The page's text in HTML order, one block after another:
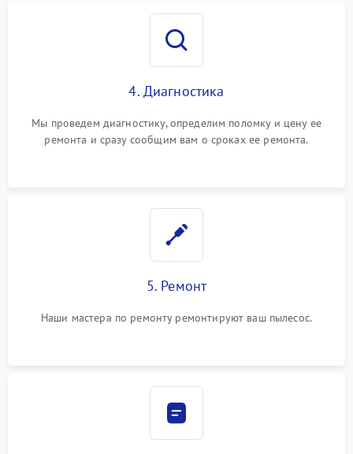
4. Диагностика
Мы проведем диагностику, определим поломку и цену ее
ремонта и сразу сообщим вам о сроках ее ремонта.
5. Ремонт
Наши мастера по ремонту ремонтируют ваш пылесос.